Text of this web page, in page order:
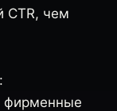
CTR, чем
фирменные